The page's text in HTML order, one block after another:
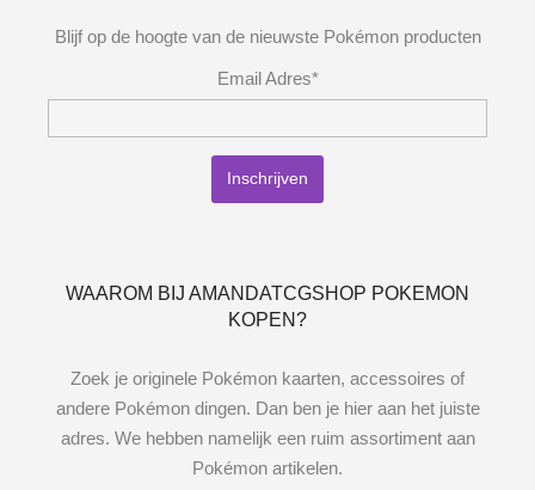
Blijf op de hoogte van de nieuwste Pokémon producten
Email Adres*
WAAROM BIJ AMANDATCGSHOP POKEMON
KOPEN?
Zoek je originele Pokémon kaarten, accessoires of
andere Pokémon dingen. Dan ben je hier aan het juiste
adres. We hebben namelijk een ruim assortiment aan
Pokémon artikelen.